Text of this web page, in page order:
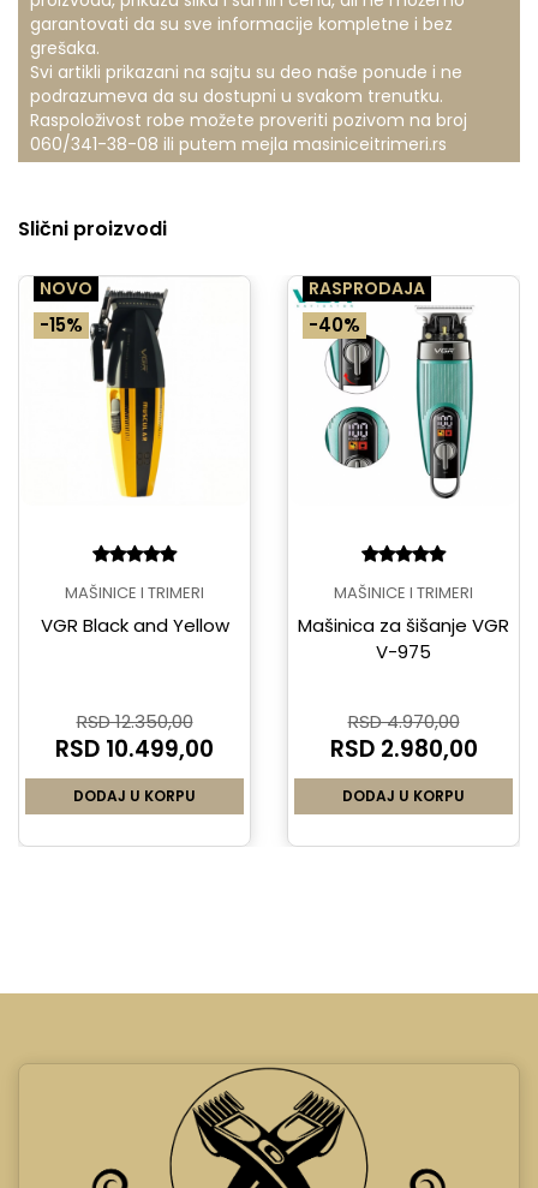
garantovati da su sve informacije kompletne i bez
grešaka.
Svi artikli prikazani na sajtu su deo naše ponude i ne
podrazumeva da su dostupni u svakom trenutku.
Raspoloživost robe možete proveriti pozivom na broj
060/341-38-08 ili putem mejla masiniceitrimeri.rs
Slični proizvodi
NOVO
-15%
MAŠINICE I TRIMERI
VGR Black and Yellow
RSD 12.350,00
RSD 10.499,00
DODAJ U KORPU
RASPRODAJA
-40%
MAŠINICE I TRIMERI
Mašinica za šišanje VGR
V-975
RSD 4.970,00
RSD 2.980,00
DODAJ U KORPU